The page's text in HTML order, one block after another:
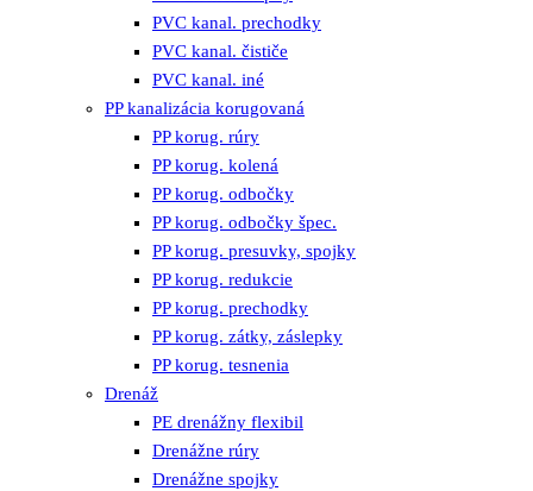
PVC kanal. prechodky
PVC kanal. čističe
PVC kanal. iné
PP kanalizácia korugovaná
PP korug. rúry
PP korug. kolená
PP korug. odbočky
PP korug. odbočky špec.
PP korug. presuvky, spojky
PP korug. redukcie
PP korug. prechodky
PP korug. zátky, záslepky
PP korug. tesnenia
Drenáž
PE drenážny flexibil
Drenážne rúry
Drenážne spojky